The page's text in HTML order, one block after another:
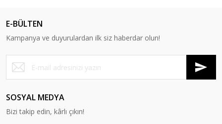
E-BÜLTEN
Kampanya ve duyurulardan ilk siz haberdar olun!
SOSYAL MEDYA
Bizi takip edin, kârlı çıkın!